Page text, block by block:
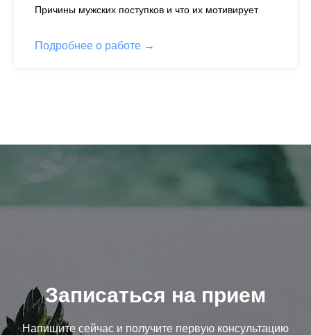
Причины мужских поступков и что их мотивирует
Подробнее о работе
Записаться на прием
Напишите сейчас и получите первую консультацию